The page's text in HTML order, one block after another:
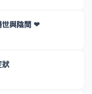
世與陰間 ❤
狀